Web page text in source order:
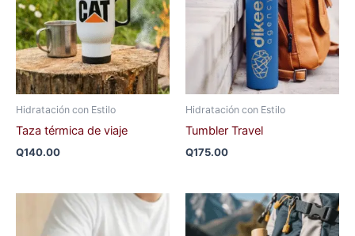
Hidratación con Estilo
Taza térmica de viaje
Q140.00
Hidratación con Estilo
Tumbler Travel
Q175.00